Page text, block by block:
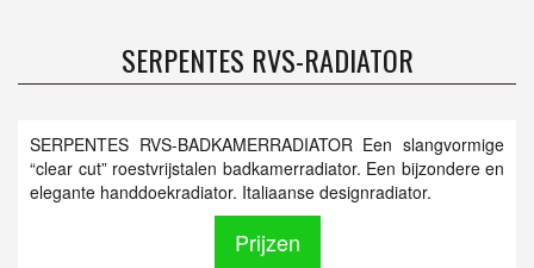
SERPENTES RVS-RADIATOR
SERPENTES RVS-BADKAMERRADIATOR Een slangvormige
“clear cut” roestvrijstalen badkamerradiator. Een bijzondere en
elegante handdoekradiator. Italiaanse designradiator.
Prijzen